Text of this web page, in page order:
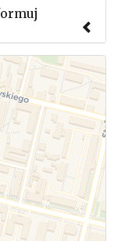
informację o